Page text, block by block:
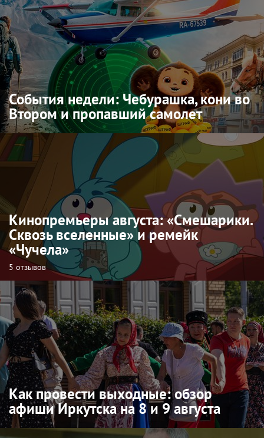
События недели: Чебурашка, кони во
Втором и пропавший самолет
Кинопремьеры августа: «Смешарики.
Сквозь вселенные» и ремейк
«Чучела»
5 отзывов
Как провести выходные: обзор
афиши Иркутска на 8 и 9 августа